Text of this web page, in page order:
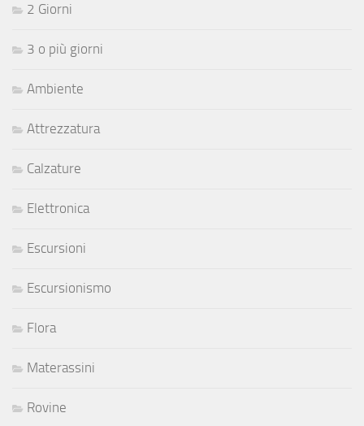
2 Giorni
3 o più giorni
Ambiente
Attrezzatura
Calzature
Elettronica
Escursioni
Escursionismo
Flora
Materassini
Rovine